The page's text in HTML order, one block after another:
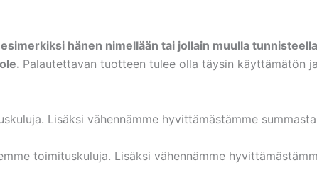
hänen nimellään tai jollain muulla
Palautettavan tuotteen tulee olla täysin käyttämätön
Lisäksi vähennämme hyvittämästämme
toimituskuluja. Lisäksi vähennämme